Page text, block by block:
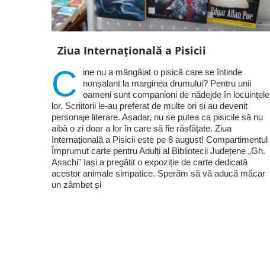
Ziua Internațională a Pisicii
C
ine nu a mângâiat o pisică care se întinde
nonșalant la marginea drumului? Pentru unii
oameni sunt companioni de nădejde în locuințele
lor. Scriitorii le-au preferat de multe ori și au devenit
personaje literare. Așadar, nu se putea ca pisicile să nu
aibă o zi doar a lor în care să fie răsfățate. Ziua
Internațională a Pisicii este pe 8 august! Compartimentul
Împrumut carte pentru Adulți al Bibliotecii Județene „Gh.
Asachi” Iași a pregătit o expoziție de carte dedicată
acestor animale simpatice. Sperăm să vă aducă măcar
un zâmbet și